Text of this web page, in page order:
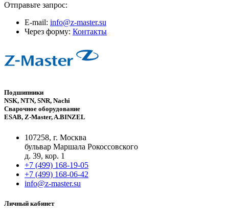
Отправьте запрос:
E-mail: info@z-master.su
Через форму: Контакты
Подшипники
NSK, NTN, SNR, Nachi
Сварочное оборудование
ESAB, Z-Master, A.BINZEL
107258, г. Москва
бульвар Маршала Рокоссовского
д. 39, кор. 1
+7 (499) 168-19-05
+7 (499) 168-06-42
info@z-master.su
Личный кабинет